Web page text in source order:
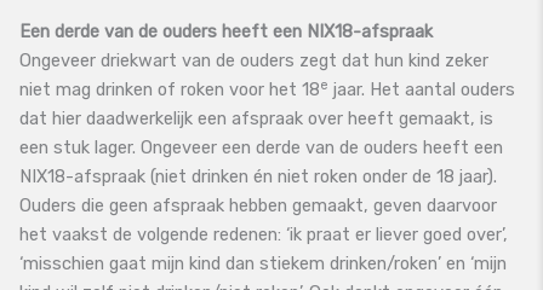
Een derde van de ouders heeft een NIX18-afspraak
Ongeveer driekwart van de ouders zegt dat hun kind zeker
niet mag drinken of roken voor het 18e jaar. Het aantal ouders
dat hier daadwerkelijk een afspraak over heeft gemaakt, is
een stuk lager. Ongeveer een derde van de ouders heeft een
NIX18-afspraak (niet drinken én niet roken onder de 18 jaar).
Ouders die geen afspraak hebben gemaakt, geven daarvoor
het vaakst de volgende redenen: ‘ik praat er liever goed over’,
‘misschien gaat mijn kind dan stiekem drinken/roken’ en ‘mijn